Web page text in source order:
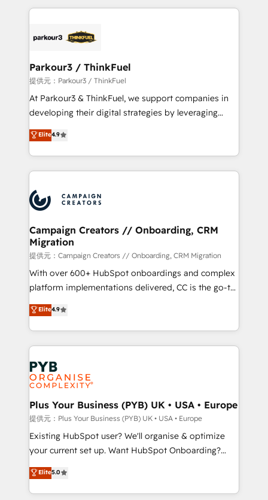
embark on a transformational journey that sets your
business up for long-term success. Unlock your
pourquoi, nos experts sont à la fois capables de
référencement, votre stratégie digitale et le pilotage
projet HubSpot avec DIGITALISIM : 🧽 Nettoyage,
migration et intégration des bases de données. 🚀
Développement des interfaces avec vos logiciels
métiers ⚙️ Configuration de la plateforme HubSpot
Book Process & Guidelines utilisateurs 🎓
Formations des utilisateurs
Parkour3 / ThinkFuel
提供元：Parkour3 / ThinkFuel
At Parkour3 & ThinkFuel, we support companies in
developing their digital strategies by leveraging
technologies and automating their marketing and
sales processes to generate growth. Our offer spans
from Strategy to Operations. We specialize in CRM
onboarding and implementation, web design, sales
extensive experience working with tech companies
and manufacturers since 2002, we are committed to
empowering our clients and developing their
autonomy. Get to grips with HubSpot through
guided implementation and seamless integration of
the CRM platform into your digital ecosystem. Would
you like support in deploying your inbound
to your needs and sales objectives. With 125+
certifications, we are part of the most certified
services are offered in both English & French.
Elite4.9
Campaign Creators // Onboarding, CRM
Migration
提供元：Campaign Creators // Onboarding, CRM Migration
With over 600+ HubSpot onboardings and complex
platform implementations delivered, CC is the go-to
Elite Solutions Partner for businesses ready to
migrate, replatform, and scale smarter. We specialize
in high-impact CRM and CMS migrations and
onboarding from platforms like Salesforce, NetSuite,
Zoho, Pardot, Marketo, Microsoft Dynamics, Wix,
WordPress and legacy CRMs, turning fragmented
systems into unified, growth-ready HubSpot
architectures that accelerate revenue operations and
performance. - Multi-object CRM migration, cleanup,
and implementation. - Pre-built and custom
integrations across your full tech stack. - Custom
- Dashboards, lifecycle campaigns, and lead
nurturing sequences. - Cross-hub setup across
Elite4.9
Plus Your Business (PYB) UK • USA • Europe
提供元：Plus Your Business (PYB) UK • USA • Europe
Existing HubSpot user? We'll organise & optimize
your current set up. Want HubSpot Onboarding?
We'll customise your CRM & automate your business
processes. Welcome to our Profile! We can help
with... • CRM implementation, reports & workflows,
Elite5.0